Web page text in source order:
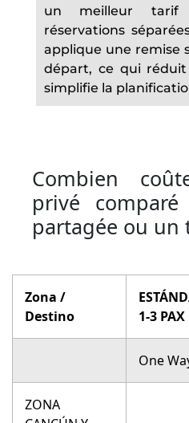
un meilleur tarif
réservations
applique une remise
départ, ce qui
simplifie la
Combien
privé
partagée ou un
Zona /
Destino
1-3 PAX
One
ZONA